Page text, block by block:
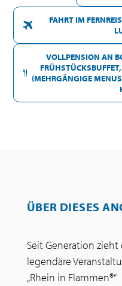
FAHRT IM
VOLLPENSION AN
(MEHRGÄNGIGE
ÜBER DIESES
Seit Generation zieht
legendäre
„Rhein in Flammen®“